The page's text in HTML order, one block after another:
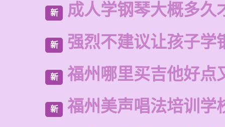
新 成人学钢琴大概多久
新 强烈不建议让孩子学
新 福州哪里买吉他好点
新 福州美声唱法培训学